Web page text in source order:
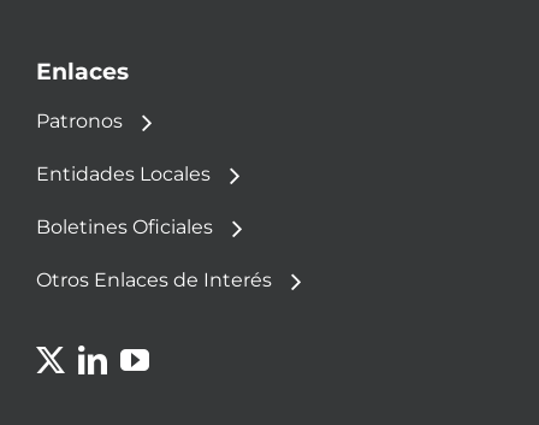
Enlaces
Patronos
Entidades Locales
Boletines Oficiales
Otros Enlaces de Interés